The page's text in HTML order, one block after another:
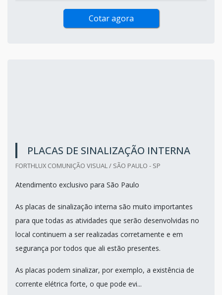
Cotar agora
PLACAS DE SINALIZAÇÃO INTERNA
FORTHLUX COMUNIÇÃO VISUAL / SÃO PAULO - SP
Atendimento exclusivo para São Paulo
As placas de sinalização interna são muito importantes
para que todas as atividades que serão desenvolvidas no
local continuem a ser realizadas corretamente e em
segurança por todos que ali estão presentes.
As placas podem sinalizar, por exemplo, a existência de
corrente elétrica forte, o que pode evi...